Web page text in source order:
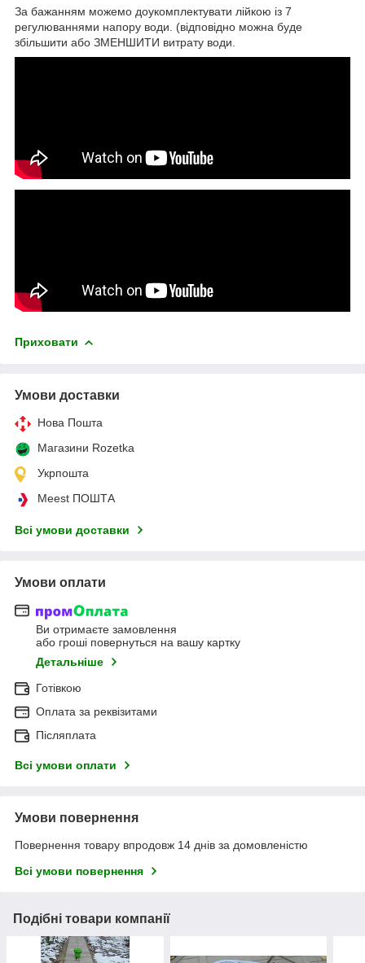
За бажанням можемо доукомплектувати лійкою із 7
регулюваннями напору води. (відповідно можна буде
збільшити або ЗМЕНШИТИ витрату води.
Приховати
Умови доставки
Нова Пошта
Магазини Rozetka
Укрпошта
Meest ПОШТА
Всі умови доставки
Умови оплати
Ви отримаєте замовлення
або гроші повернуться на вашу картку
Детальніше
Готівкою
Оплата за реквізитами
Післяплата
Всі умови оплати
Умови повернення
Повернення товару впродовж 14 днів за домовленістю
Всі умови повернення
Подібні товари компанії